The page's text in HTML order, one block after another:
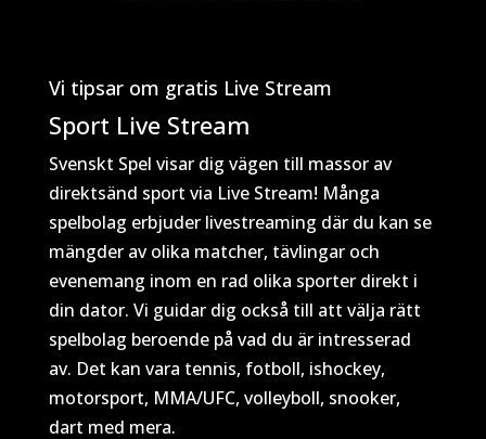
Vi tipsar om gratis Live Stream
Sport Live Stream
Svenskt Spel visar dig vägen till massor av
direktsänd sport via Live Stream! Många
spelbolag erbjuder livestreaming där du kan se
mängder av olika matcher, tävlingar och
evenemang inom en rad olika sporter direkt i
din dator. Vi guidar dig också till att välja rätt
spelbolag beroende på vad du är intresserad
av. Det kan vara tennis, fotboll, ishockey,
motorsport, MMA/UFC, volleyboll, snooker,
dart med mera.